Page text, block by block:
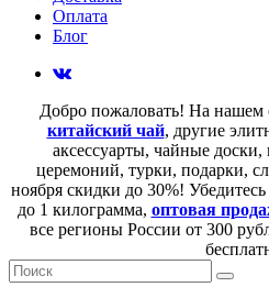
Оплата
Блог
Добро пожаловать! На нашем
китайский чай, другие
аксессуарты, чайные
церемоний, турки, подарки,
ноября скидки до 30%!
до 1 килограмма, оптовая
все регионы России от 300